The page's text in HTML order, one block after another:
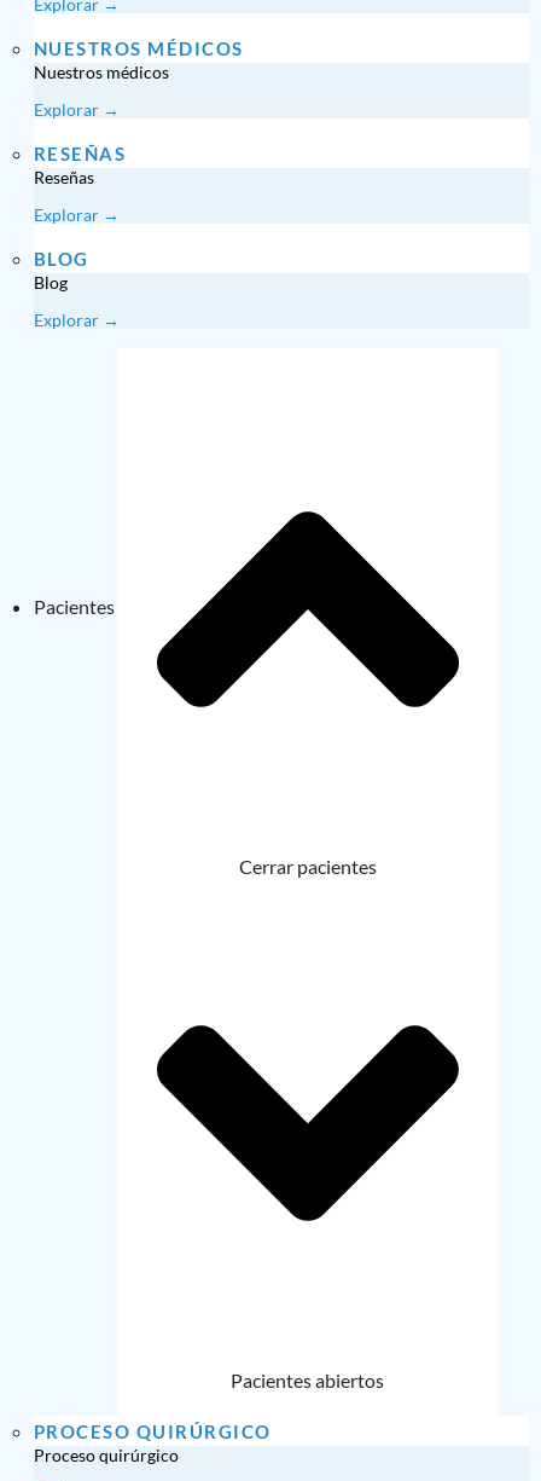
Explorar →
NUESTROS MÉDICOS
Nuestros médicos
Explorar →
RESEÑAS
Reseñas
Explorar →
BLOG
Blog
Explorar →
Pacientes
Cerrar pacientes
Pacientes abiertos
PROCESO QUIRÚRGICO
Proceso quirúrgico